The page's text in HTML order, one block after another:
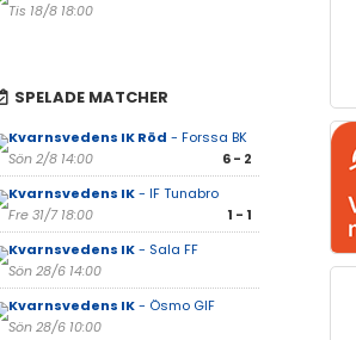
Tis 18/8 18:00
SPELADE MATCHER
Kvarnsvedens IK Röd - Forssa BK
Sön 2/8 14:00
6 - 2
Kvarnsvedens IK- IF Tunabro
Fre 31/7 18:00
1 - 1
Kvarnsvedens IK- Sala FF
Sön 28/6 14:00
Kvarnsvedens IK- Ösmo GIF
Sön 28/6 10:00